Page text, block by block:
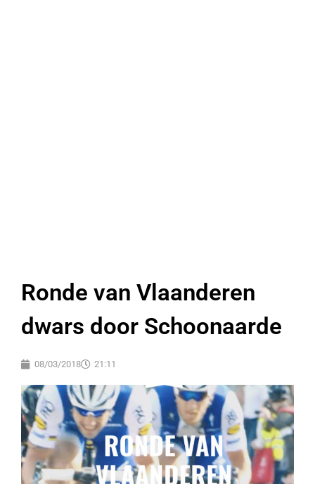
Ronde van Vlaanderen
dwars door Schoonaarde
08/03/2018 21:11